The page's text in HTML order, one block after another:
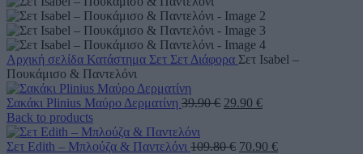
Αρχική σελίδα Κατάστημα Σετ Σετ Διάφορα Σετ Isabel –
Πουκάμισο & Παντελόνι
Σακάκι Plinius Μαύρο Δερματίνη 39.90€ Original
39.90 €.
29.90 €Η
είναι:
Back to products
Σετ Edith – Μπλούζα & Παντελόνι 109.80€ Original
70.90 €Η